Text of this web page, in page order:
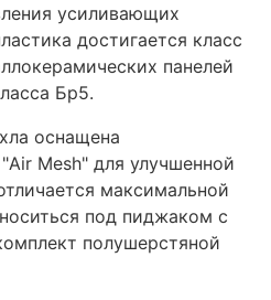
усиливающих
достигается класс
панелей
Бр5.
оснащена
Mesh" для улучшенной
максимальной
под пиджаком с
полушерстяной